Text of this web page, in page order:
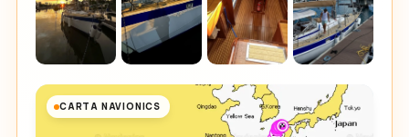
CARTA NAVIONICS